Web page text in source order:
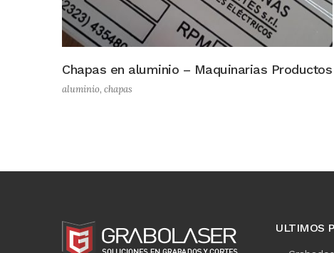
Chapas en aluminio – Maquinarias Productos
aluminio, chapas
ULTIMOS